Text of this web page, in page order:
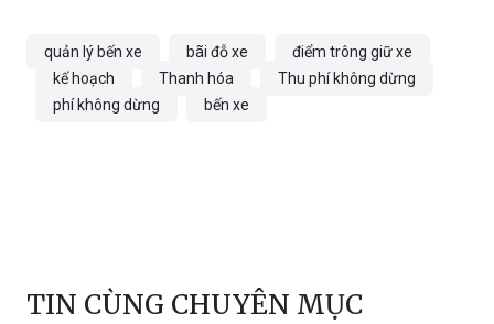
quản lý bến xe bãi đỗ xe
điểm trông giữ xe
kế hoạch
Thanh hóa
Thu phí không dừng
phí không dừng
bến xe
TIN CÙNG CHUYÊN MỤC